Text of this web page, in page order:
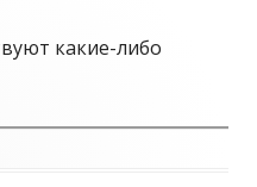
какие-либо